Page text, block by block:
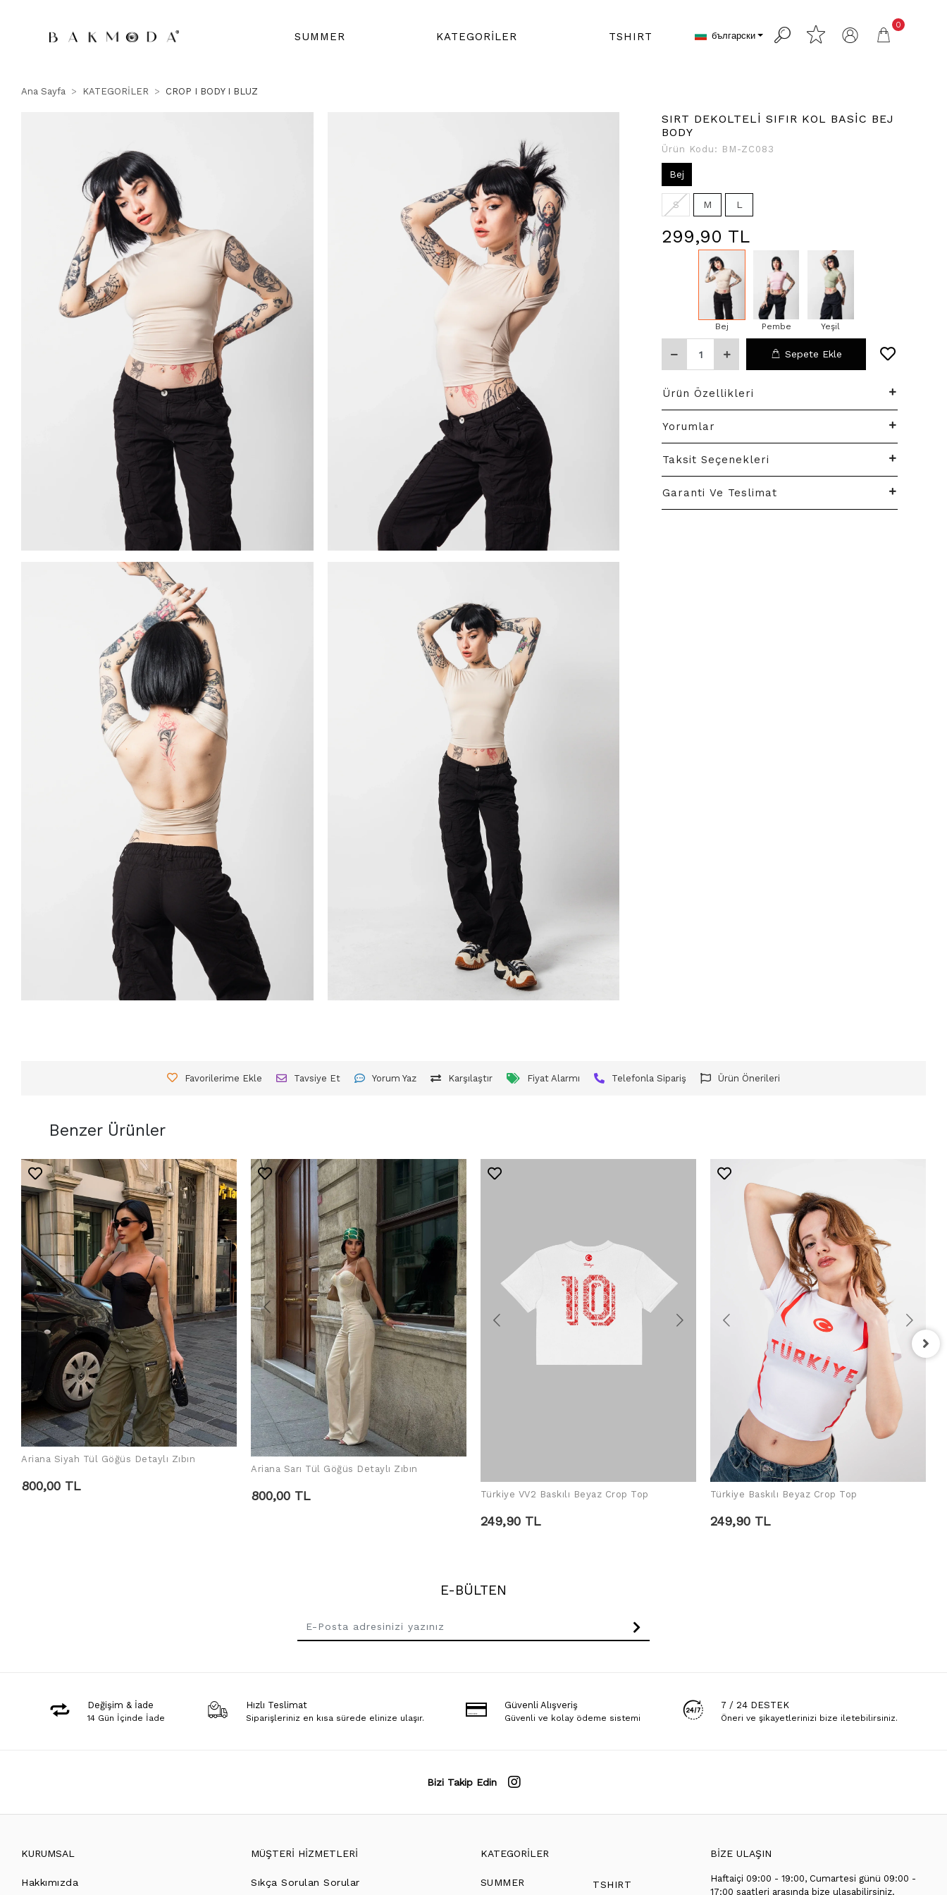
SUMMER KATEGORİLER TSHIRT български
0
Ana Sayfa KATEGORİLER CROP I BODY I BLUZ
SIRT DEKOLTELİ SIFIR KOL BASİC BEJ
BODY
Ürün Kodu: BM-ZC083
Bej
S M L
299,90 TL
Bej Pembe Yeşil
Sepete Ekle
Ürün Özellikleri
Yorumlar
Taksit Seçenekleri
Garanti Ve Teslimat
Favorilerime Ekle Tavsiye Et Yorum Yaz Karşılaştır Fiyat Alarmı Telefonla Sipariş Ürün Önerileri
Benzer Ürünler
SEPETE EKLE
Ariana Siyah Tül Göğüs Detaylı Zıbın
800,00 TL
SEPETE EKLE
Ariana Sarı Tül Göğüs Detaylı Zıbın
800,00 TL SEPETE EKLE
Türkiye VV2 Baskılı Beyaz Crop Top
249,90 TL
SEPETE EKLE
Türkiye Baskılı Beyaz Crop Top
249,90 TL
E-BÜLTEN
Değişim & İade
14 Gün İçinde İade
Hızlı Teslimat
Siparişleriniz en kısa sürede elinize ulaşır.
Güvenli Alışveriş
Güvenli ve kolay ödeme sistemi
7 / 24 DESTEK
Öneri ve şikayetlerinizi bize iletebilirsiniz.
Bizi Takip Edin
KURUMSAL
Hakkımızda
MÜŞTERİ HİZMETLERİ
Sıkça Sorulan Sorular
KATEGORİLER
SUMMER TSHIRT
BİZE ULAŞIN
Haftaiçi 09:00 - 19:00, Cumartesi günü 09:00 -
17:00 saatleri arasında bize ulaşabilirsiniz.